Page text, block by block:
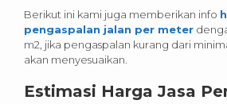
Berikut ini kami juga memberikan info
pengaspalan jalan per meter
m2, jika pengaspalan kurang dari
akan menyesuaikan.
Estimasi Harga Jasa